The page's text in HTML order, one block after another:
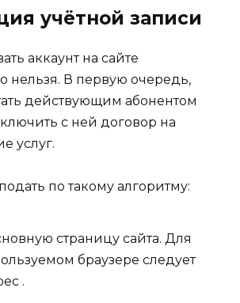
учётной записи
аккаунт на сайте
нельзя. В первую очередь,
действующим абонентом
с ней договор на
услуг.
по такому алгоритму:
страницу сайта. Для
браузере следует
.